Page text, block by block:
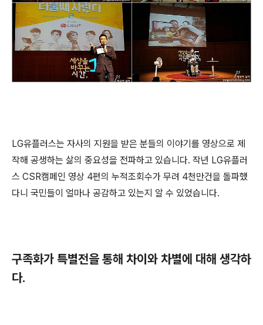
LG유플러스는 자사의 지원을 받은 분들의 이야기를 영상으로 제
작해 공생하는 삶의 중요성을 전파하고 있습니다. 작년 LG유플러
스 CSR캠페인 영상 4편의 누적조회수가 무려 4천만건을 돌파했
다니 국민들이 얼마나 공감하고 있는지 알 수 있었습니다.
구족화가 특별전을 통해 차이와 차별에 대해 생각하
다.